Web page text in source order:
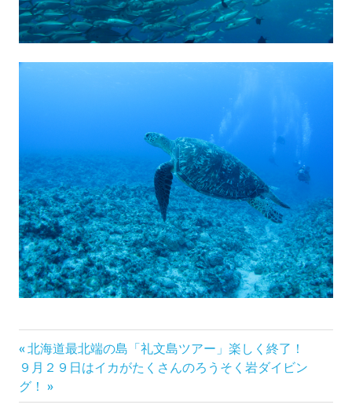
投
稿
前
の
記
事:
北海道最北端の島「礼文島ツアー」楽しく終了！
次
の
記
９月２９日はイカがたくさんのろうそく岩ダイビン
グ！